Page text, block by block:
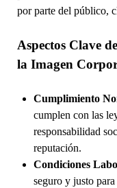
por parte del público,
Aspectos Clave
la Imagen
Cumplimiento
cumplen con las
responsabilidad
reputación.
Condiciones
seguro y justo